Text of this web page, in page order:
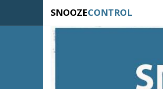
SNOOZECONTROL